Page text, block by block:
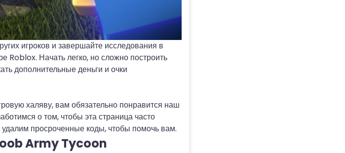
игроков и завершайте исследования в
Начать легко, но сложно построить
дополнительные деньги и очки
халяву, вам обязательно понравится наш
о том, чтобы эта страница часто
просроченные коды, чтобы помочь вам.
Army Tycoon